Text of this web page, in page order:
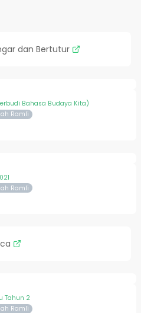
dan Bertutur
Bahasa Budaya Kita)
Ramli
Ramli
Tahun 2
Ramli